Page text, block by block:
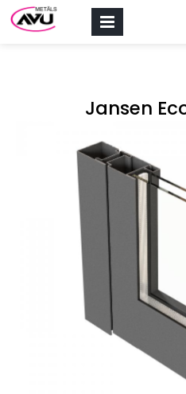
Jansen